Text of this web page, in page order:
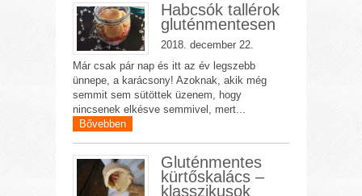
Habcsók tallérok
gluténmentesen
2018. december 22.
Már csak pár nap és itt az év legszebb
ünnepe, a karácsony! Azoknak, akik még
semmit sem sütöttek üzenem, hogy
nincsenek elkésve semmivel, mert...
Bővebben
Gluténmentes
kürtőskalács –
klasszikusok